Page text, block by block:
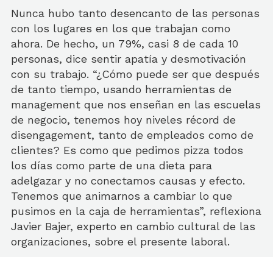
Nunca hubo tanto desencanto de las personas
con los lugares en los que trabajan como
ahora. De hecho, un 79%, casi 8 de cada 10
personas, dice sentir apatía y desmotivación
con su trabajo. “¿Cómo puede ser que después
de tanto tiempo, usando herramientas de
management que nos enseñan en las escuelas
de negocio, tenemos hoy niveles récord de
disengagement, tanto de empleados como de
clientes? Es como que pedimos pizza todos
los días como parte de una dieta para
adelgazar y no conectamos causas y efecto.
Tenemos que animarnos a cambiar lo que
pusimos en la caja de herramientas”, reflexiona
Javier Bajer, experto en cambio cultural de las
organizaciones, sobre el presente laboral.